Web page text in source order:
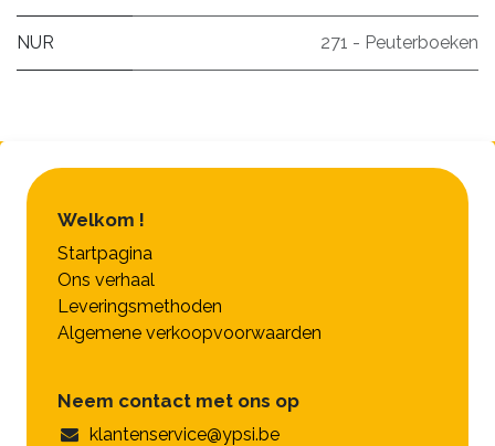
NUR 271 - Peuterboeken
Welkom !
Startpagina
Ons verhaal
Leveringsmethoden
Algemene verkoopvoorwaarden
Neem contact met ons op
klantenservice@ypsi.be